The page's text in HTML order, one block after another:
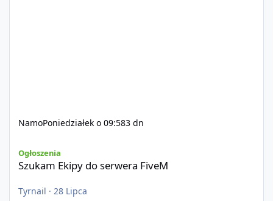
NamoPoniedziałek o 09:583 dn
Ogłoszenia
Szukam Ekipy do serwera FiveM
Tyrnail · 28 Lipca